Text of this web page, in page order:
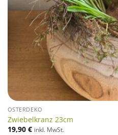
OSTERDEKO
Zwiebelkranz 23cm
19,90 € inkl. MwSt.